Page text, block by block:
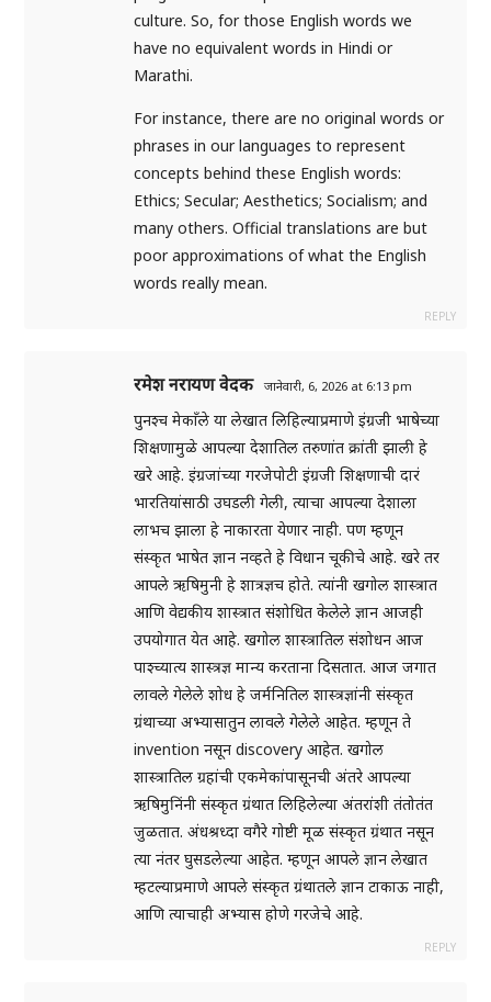
culture. So, for those English words we
have no equivalent words in Hindi or
Marathi.
For instance, there are no original words or
phrases in our languages to represent
concepts behind these English words:
Ethics; Secular; Aesthetics; Socialism; and
many others. Official translations are but
poor approximations of what the English
words really mean.
REPLY
रमेश नरायण वेदक जानेवारी, 6, 2026 at 6:13 pm
पुनश्च मेकाँले या लेखात लिहिल्याप्रमाणे इंग्रजी भाषेच्या
शिक्षणामुळे आपल्या देशातिल तरुणांत क्रांती झाली हे
खरे आहे. इंग्रजांच्या गरजेपोटी इंग्रजी शिक्षणाची दारं
भारतियांसाठी उघडली गेली, त्याचा आपल्या देशाला
लाभच झाला हे नाकारता येणार नाही. पण म्हणून
संस्कृत भाषेत ज्ञान नव्हते हे विधान चूकीचे आहे. खरे तर
आपले ऋषिमुनी हे शात्रज्ञच होते. त्यांनी खगोल शास्त्रात
आणि वेद्यकीय शास्त्रात संशोधित केलेले ज्ञान आजही
उपयोगात येत आहे. खगोल शास्त्रातिल संशोधन आज
पाश्च्यात्य शास्त्रज्ञ मान्य करताना दिसतात. आज जगात
लावले गेलेले शोध हे जर्मनितिल शास्त्रज्ञांनी संस्कृत
ग्रंथाच्या अभ्यासातुन लावले गेलेले आहेत. म्हणून ते
invention नसून discovery आहेत. खगोल
शास्त्रातिल ग्रहांची एकमेकांपासूनची अंतरे आपल्या
ऋषिमुनिंनी संस्कृत ग्रंथात लिहिलेल्या अंतरांशी तंतोतंत
जुळतात. अंधश्रध्दा वगैरे गोष्टी मूळ संस्कृत ग्रंथात नसून
त्या नंतर घुसडलेल्या आहेत. म्हणून आपले ज्ञान लेखात
म्हटल्याप्रमाणे आपले संस्कृत ग्रंथातले ज्ञान टाकाऊ नाही,
आणि त्याचाही अभ्यास होणे गरजेचे आहे.
REPLY